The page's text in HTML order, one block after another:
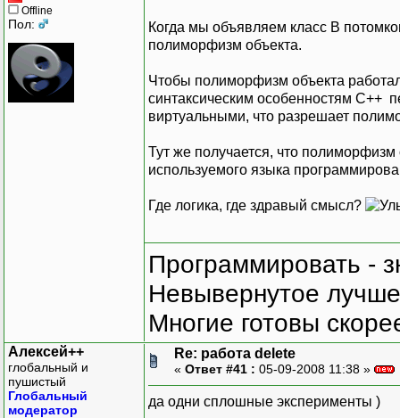
Offline
Пол:
Когда мы объявляем класс B
полиморфизм объекта.
Чтобы полиморфизм объекта
синтаксическим особенностям C++
виртуальными, что разрешает
Тут же получается, что полиморфизм
используемого языка
Где логика, где здравый смысл?
Программировать -
Невывернутое
Многие готовы
Алексей++
глобальный и
пушистый
Глобальный
модератор
Re: работа delete
« Ответ #41 : 05-09-2008 11:38 »
да одни сплошные эксперименты )